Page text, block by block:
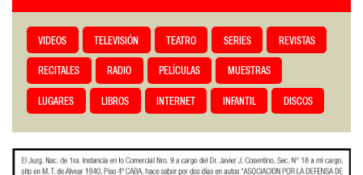
VIDEOS TELEVISIÓN TEATRO SERIES REVISTAS
RECITALES RADIO PELÍCULAS MUESTRAS
LUGARES LIBROS INTERNET INFANTIL DISCOS